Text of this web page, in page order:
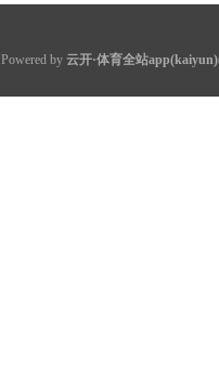
Powered by 云开·体育全站